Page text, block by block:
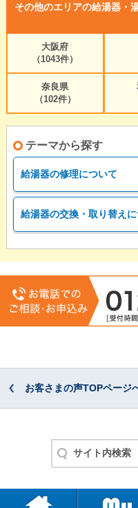
その他のエリアの給湯器・
大阪府
（1043件）
奈良県
（102件）
テーマから探す
給湯器の修理について
給湯器の交換・取り替え
お客さまの声TOPページ